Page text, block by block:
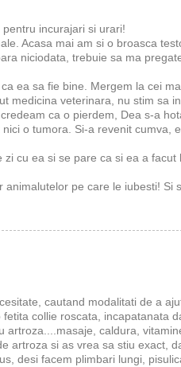
incurajari si urari!
Acasa mai am si o broasca
niciodata, trebuie sa ma
ea sa fie bine. Mergem la cei
medicina veterinara, nu stim sa
ca o pierdem, Dea s-a
o tumora. Si-a revenit
zi cu ea si se pare ca si ea a
animalutelor pe care le iubesti! Si
cautand modalitati de a
collie roscata, incapatanata
artroza....masaje, caldura,
artroza si as vrea sa stiu exact,
desi facem plimbari lungi,